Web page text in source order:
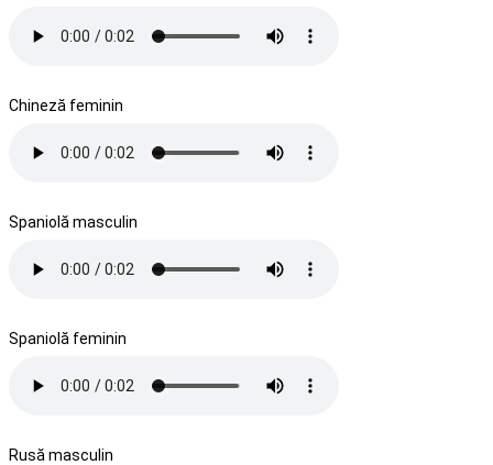
Chineză feminin
Spaniolă masculin
Spaniolă feminin
Rusă masculin